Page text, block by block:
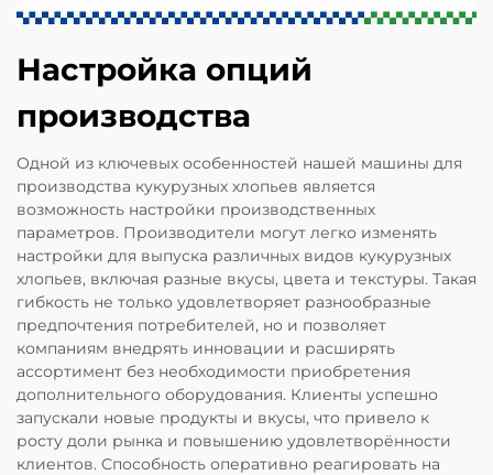
Настройка опций
производства
Одной из ключевых особенностей нашей машины для
производства кукурузных хлопьев является
возможность настройки производственных
параметров. Производители могут легко изменять
настройки для выпуска различных видов кукурузных
хлопьев, включая разные вкусы, цвета и текстуры. Такая
гибкость не только удовлетворяет разнообразные
предпочтения потребителей, но и позволяет
компаниям внедрять инновации и расширять
ассортимент без необходимости приобретения
дополнительного оборудования. Клиенты успешно
запускали новые продукты и вкусы, что привело к
росту доли рынка и повышению удовлетворённости
клиентов. Способность оперативно реагировать на